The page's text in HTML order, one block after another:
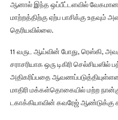
ஆனால் இந்த ஒப்பீட்டளவில் வேகமான
மாற்றத்திற்கு ஏற்ப பாசிக்கு உதவும்
தெரியவில்லை.
11 வருட ஆய்வின் போது, ரெஸ்கி,
சராசரியாக ஒரு டிகிரி
அதிகரிப்பதை
மாதிரி மக்கள்தொகையில் மற்ற
டகாக்கியாவின் கவரேஜ் ஆண்டுக்கு